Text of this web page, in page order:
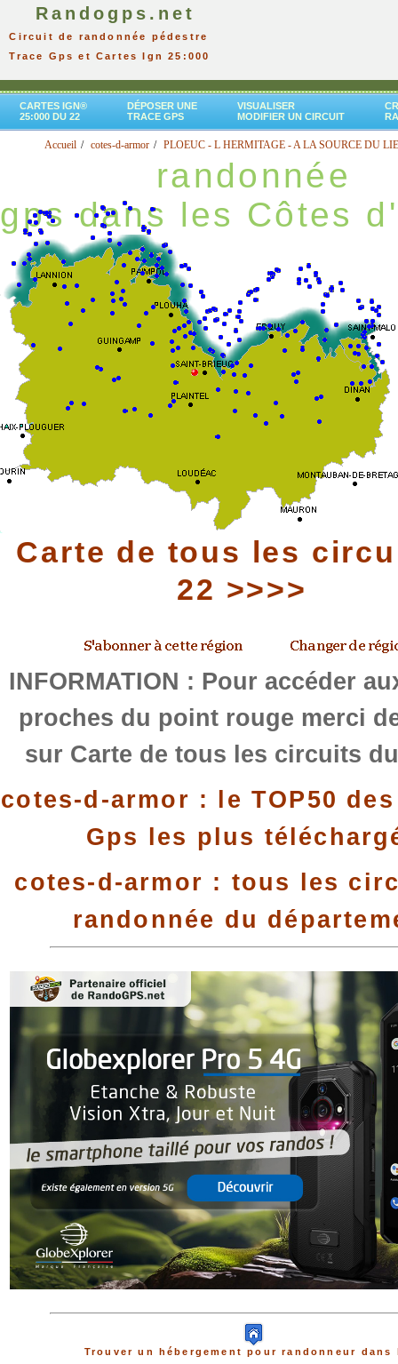
Randogps.net
Circuit de randonnée pédestre
Trace Gps et Cartes Ign 25:000
CARTES IGN®
25:000 DU 22
DÉPOSER UNE
TRACE GPS
VISUALISER
MODIFIER UN CIRCUIT
Accueil cotes-d-armor PLOEUC - L HERMITAGE - A LA SOURCE DU LIE
randonnée
gps dans les Côtes
Carte de tous les
22 >>>>
INFORMATION : Pour accéder
proches du point rouge merci
sur Carte de tous les circuits
cotes-d-armor : le TOP50
Gps les plus
cotes-d-armor : tous les
randonnée du
Trouver un hébergement pour randonneur dans